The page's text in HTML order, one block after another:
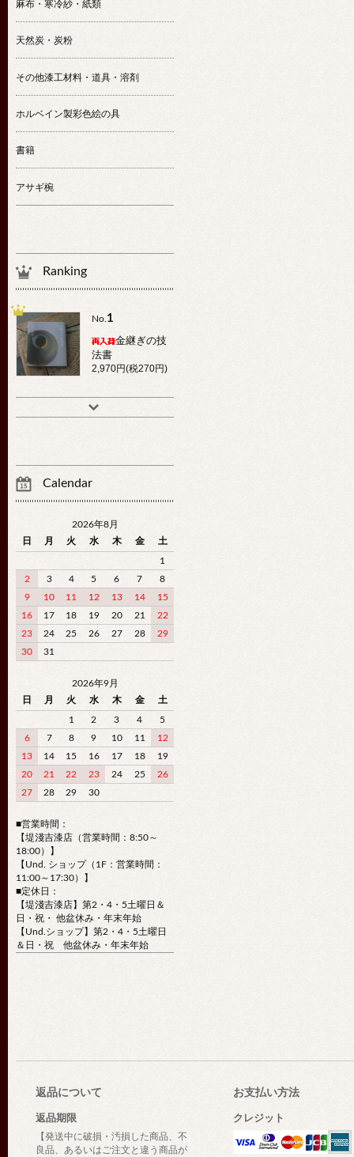
麻布・寒冷紗・紙類
天然炭・炭粉
その他漆工材料・道具・溶剤
ホルベイン製彩色絵の具
書籍
アサギ椀
Ranking
No.1
金継ぎの技
法書
2,970円(税270円)
Calendar
2026年8月
日
月 火 水 木 金 土
1
2
3 4 5 6 7
8
9
10 11 12 13 14
15
16
17 18 19 20 21
22
23
24 25 26 27 28
29
30
31
2026年9月
日
月 火 水 木 金 土
1 2 3 4
5
6
7 8 9 10 11
12
13
14 15 16 17 18
19
20
21 22 23 24 25
26
27
28 29 30
■営業時間：
【堤淺吉漆店（営業時間：8:50～
18:00）】
【Und. ショップ（1F：営業時間：
11:00～17:30）】
■定休日：
【堤淺吉漆店】第2・4・5土曜日＆
日・祝・ 他盆休み・年末年始
【Und.ショップ】第2・4・5土曜日
＆日・祝 他盆休み・年末年始
返品について
返品期限
【発送中に破損・汚損した商品、不
良品、あるいはご注文と違う商品が
お支払い方法
クレジット